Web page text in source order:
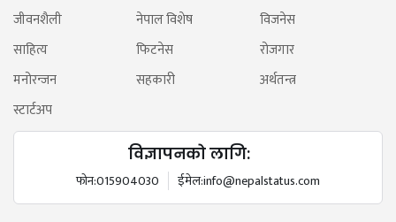
जीवनशैली नेपाल विशेष
विजनेस
साहित्य
फिटनेस
रोजगार
मनोरन्जन
सहकारी
अर्थतन्त्र
स्टार्टअप
विज्ञापनको लागि:
फोन:015904030 ईमेल:info@nepalstatus.com